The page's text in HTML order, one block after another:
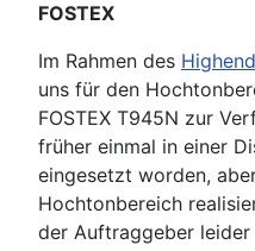
FOSTEX
Im Rahmen des
uns für den
FOSTEX T945N zur
früher einmal in einer
eingesetzt worden,
Hochtonbereich
der Auftraggeber leider